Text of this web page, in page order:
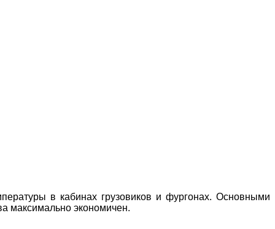
в кабинах грузовиков и фургонах. Основными
максимально экономичен.